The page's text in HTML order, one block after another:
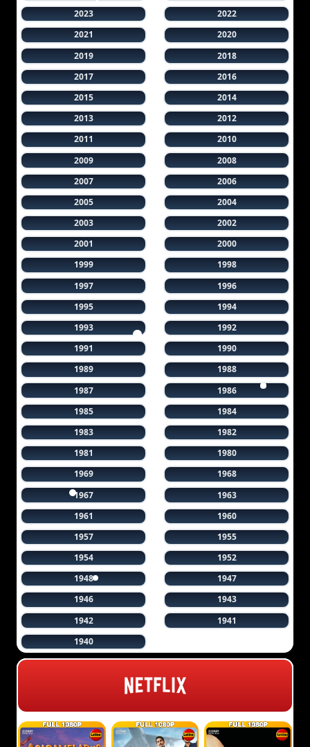
2023
2022
2021
2020
2019
2018
2017
2016
2015
2014
2013
2012
2011
2010
2009
2008
2007
2006
2005
2004
2003
2002
2001
2000
1999
1998
1997
1996
1995
1994
1993
1992
1991
1990
1989
1988
1987
1986
1985
1984
1983
1982
1981
1980
1969
1968
1967
1963
1961
1960
1957
1955
1954
1952
1948
1947
1946
1943
1942
1941
1940